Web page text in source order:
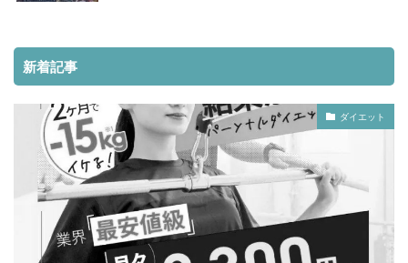
新着記事
ダイエット